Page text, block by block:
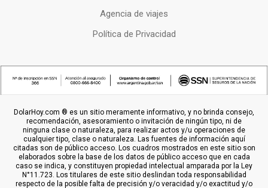
Agencia de viajes
Política de Privacidad
DolarHoy.com ® es un sitio meramente informativo, y no brinda consejo,
recomendación, asesoramiento o invitación de ningún tipo, ni de
ninguna clase o naturaleza, para realizar actos y/u operaciones de
cualquier tipo, clase o naturaleza. Las fuentes de información aquí
citadas son de público acceso. Los cuadros mostrados en este sitio son
elaborados sobre la base de los datos de público acceso que en cada
caso se indica, y constituyen propiedad intelectual amparada por la Ley
N°11.723. Los titulares de este sitio deslindan toda responsabilidad
respecto de la posible falta de precisión y/o veracidad y/o exactitud y/o